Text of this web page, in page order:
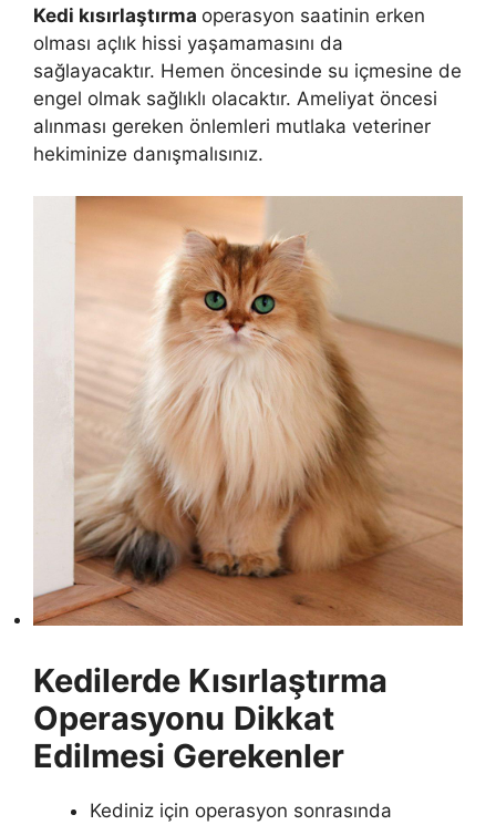
Kedi kısırlaştırma operasyon saatinin erken
olması açlık hissi yaşamamasını da
sağlayacaktır. Hemen öncesinde su içmesine de
engel olmak sağlıklı olacaktır. Ameliyat öncesi
alınması gereken önlemleri mutlaka veteriner
hekiminize danışmalısınız.
Kedilerde Kısırlaştırma
Operasyonu Dikkat
Edilmesi Gerekenler
Kediniz için operasyon sonrasında